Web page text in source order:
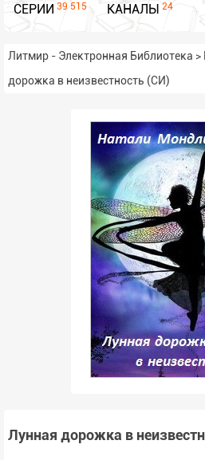
СЕРИИ 39 515 КАНАЛЫ 24
Литмир - Электронная Библиотека >
дорожка в неизвестность (СИ)
Лунная дорожка в